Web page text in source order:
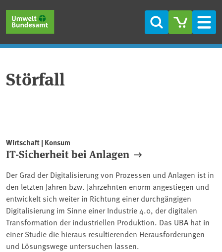
Suche
Störfall
Wirtschaft | Konsum
IT-Sicherheit bei Anlagen
Der Grad der Digitalisierung von Prozessen und Anlagen ist in
den letzten Jahren bzw. Jahrzehnten enorm angestiegen und
entwickelt sich weiter in Richtung einer durchgängigen
Digitalisierung im Sinne einer Industrie 4.0, der digitalen
Transformation der industriellen Produktion. Das UBA hat in
einer Studie die hieraus resultierenden Herausforderungen
und Lösungswege untersuchen lassen.